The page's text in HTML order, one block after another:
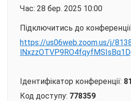
Час: 28 бер. 2025 10:00
Підключитись до
https://us06web.zoom.us/j/
Ідентифікатор конференції:
Код доступу: 778359